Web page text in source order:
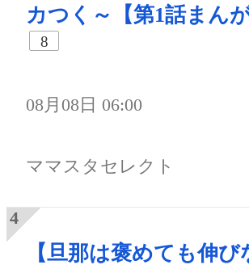
カつく～【第1話まんが
8
08月08日 06:00
ママスタセレクト
【旦那は褒めても伸び